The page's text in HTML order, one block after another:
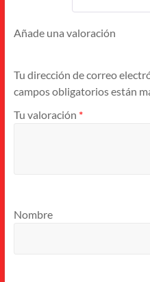
Añade una valoración
Tu dirección de correo
campos obligatorios están
Tu valoración *
Nombre